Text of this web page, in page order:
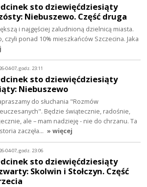
sto dziewięćdziesiąty
Niebuszewo. Część druga
i najgęściej zaludnioną dzielnicą miasta.
czyli ponad 10% mieszkańców Szczecina. Jaka
04-07, godz. 23:11
sto dziewięćdziesiąty
Niebuszewo
do słuchania "Rozmów
Będzie świątecznie, radośnie,
ale – mam nadzieję - nie do chrzanu. Ta
zaczęła… » więcej
04-07, godz. 23:06
sto dziewięćdziesiąty
Skolwin i Stołczyn. Część